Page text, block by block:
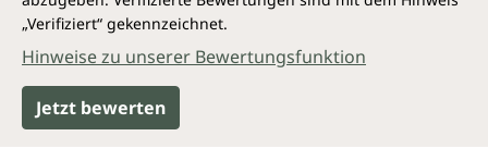
„Verifiziert“ gekennzeichnet.
Hinweise zu unserer Bewertungsfunktion
Jetzt bewerten